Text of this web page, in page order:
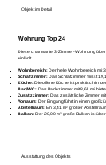
Objekt im Detail
Wohnung Top 24
Diese charmante 3-Zimmer-Wohnung
einlädt.
Wohnbereich: Der helle Wohnbereich mit
Schlafzimmer: Das Schlafzimmer misst
Küche: Die offene Küche ist praktisch in
Bad/WC: Das Badezimmer mit 8,61 m²
Zusatzzimmer: Das zusätzliche Zimmer
Vorraum: Der Eingang führt in einen
Abstellraum: Ein 3,41 m² großer
Balkon: Der 20,00 m² große Balkon ist
Ausstattung des Objekts